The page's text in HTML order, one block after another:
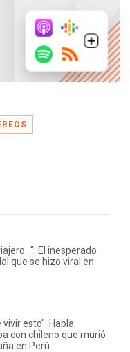
El inesperado
que se hizo viral en
esto": Habla
con chileno que murió
en Perú